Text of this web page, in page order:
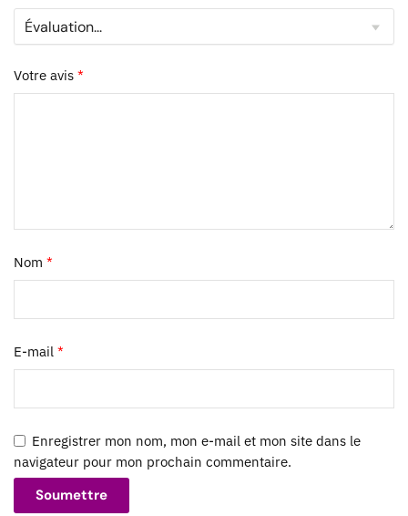
Votre avis *
Nom *
E-mail *
Enregistrer mon nom, mon e-mail et mon site dans le
navigateur pour mon prochain commentaire.